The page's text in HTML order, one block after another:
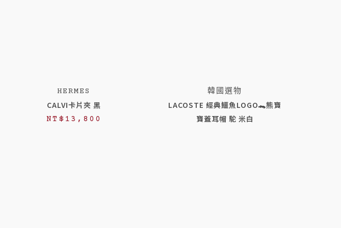
HERMES
CALVI卡片夾 黑
NT$ 13,800
韓國選物
LACOSTE 經典鱷魚LOGO🐊熊寶
寶蓋耳帽 駝 米白